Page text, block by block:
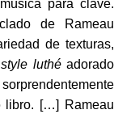
para clave.
de Rameau
de texturas,
style luthéadorado
libro. […] Rameau